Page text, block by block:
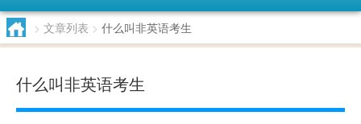
> 文章列表 > 什么叫非英语考生
什么叫非英语考生